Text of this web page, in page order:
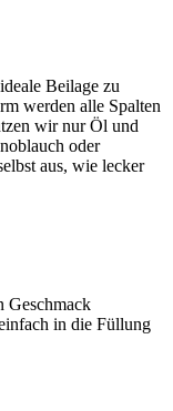
Beilage zu
werden alle Spalten
wir nur Öl und
oder
aus, wie lecker
Geschmack
in die Füllung